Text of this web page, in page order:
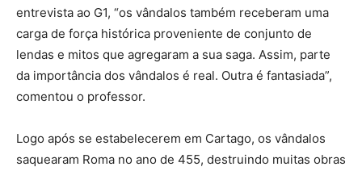
entrevista ao G1, “os vândalos também receberam uma
carga de força histórica proveniente de conjunto de
lendas e mitos que agregaram a sua saga. Assim, parte
da importância dos vândalos é real. Outra é fantasiada”,
comentou o professor.
Logo após se estabelecerem em Cartago, os vândalos
saquearam Roma no ano de 455, destruindo muitas obras